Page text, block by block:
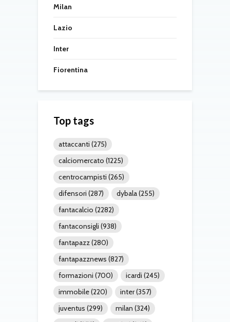
Milan
Lazio
Inter
Fiorentina
Top tags
attaccanti (275)
calciomercato (1225)
centrocampisti (265)
difensori (287) dybala(255)
fantacalcio (2282)
fantaconsigli (938)
fantapazz(280)
fantapazznews (827)
formazioni (700) icardi (245)
immobile(220) inter(357)
juventus (299) milan (324)